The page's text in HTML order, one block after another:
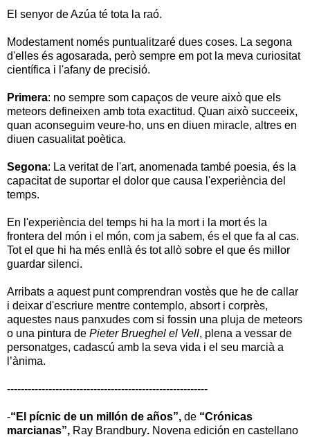
El senyor de Azúa té tota la raó.
Modestament només puntualitzaré dues coses. La segona
d'elles és agosarada, però sempre em pot la meva curiositat
científica i l'afany de precisió.
Primera: no sempre som capaços de veure això que els
meteors defineixen amb tota exactitud. Quan això succeeix,
quan aconseguim veure-ho, uns en diuen miracle, altres en
diuen casualitat poètica.
Segona: La veritat de l'art, anomenada també poesia, és la
capacitat de suportar el dolor que causa l'experiència del
temps.
En l'experiència del temps hi ha la mort i la mort és la
frontera del món i el món, com ja sabem, és el que fa al cas.
Tot el que hi ha més enllà és tot allò sobre el que és millor
guardar silenci.
Arribats a aquest punt comprendran vostès que he de callar
i deixar d'escriure mentre contemplo, absort i corprès,
aquestes naus panxudes com si fossin una pluja de meteors
o una pintura de Pieter Brueghel el Vell, plena a vessar de
personatges, cadascú amb la seva vida i el seu marcià a
l’ànima.
----------------------------------------------------------
-“El pícnic de un millón de años”, de “Crónicas
marcianas”, Ray Brandbury. Novena edición en castellano